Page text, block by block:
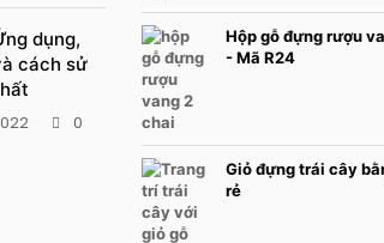
dụng,
cách sử
0
Hộp gỗ đựng rượu
- Mã R24
Giỏ đựng trái cây
rẻ